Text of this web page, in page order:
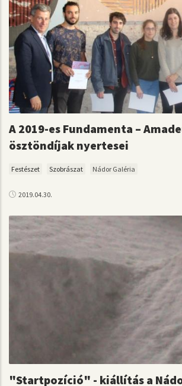
A 2019-es Fundamenta –
ösztöndíjak nyertesei
Festészet Szobrászat Nádor Galéria
2019.04.30.
"Startpozíció" - kiállítás a